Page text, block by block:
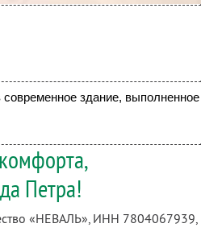
здание, выполненное
Петра!
«НЕВАЛЬ», ИНН 7804067939,